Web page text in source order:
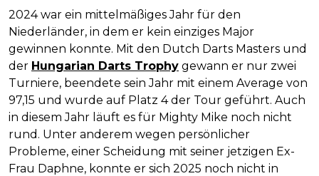
2024 war ein mittelmäßiges Jahr für den
Niederländer, in dem er kein einziges Major
gewinnen konnte. Mit den Dutch Darts Masters und
der Hungarian Darts Trophy gewann er nur zwei
Turniere, beendete sein Jahr mit einem Average von
97,15 und wurde auf Platz 4 der Tour geführt. Auch
in diesem Jahr läuft es für Mighty Mike noch nicht
rund. Unter anderem wegen persönlicher
Probleme, einer Scheidung mit seiner jetzigen Ex-
Frau Daphne, konnte er sich 2025 noch nicht in